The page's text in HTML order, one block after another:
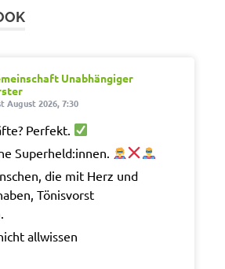
Unabhängiger
August 2026, 7:30
Perfekt.
Superheld:innen.
die mit Herz und
Tönisvorst
allwissen